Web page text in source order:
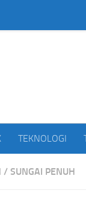
TEKNOLOGI
/ SUNGAI PENUH